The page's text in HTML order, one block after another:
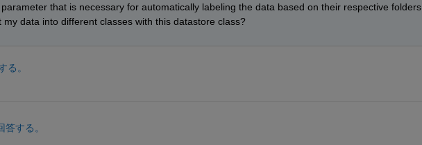
that is necessary for automatically labeling the data based on their respective folders.
my data into different classes with this datastore class?
る。
する。